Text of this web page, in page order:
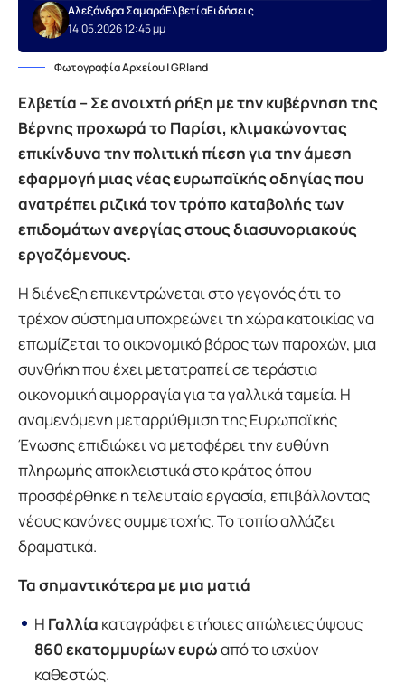
14.05.2026 12:45 μμ
Αλεξάνδρα ΣαμαράΕλβετίαΕιδήσεις
Φωτογραφία Αρχείου | GRland
Ελβετία – Σε ανοιχτή ρήξη με την κυβέρνηση της
Βέρνης προχωρά το Παρίσι, κλιμακώνοντας
επικίνδυνα την πολιτική πίεση για την άμεση
εφαρμογή μιας νέας ευρωπαϊκής οδηγίας που
ανατρέπει ριζικά τον τρόπο καταβολής των
επιδομάτων ανεργίας στους διασυνοριακούς
εργαζόμενους.
Η διένεξη επικεντρώνεται στο γεγονός ότι το
τρέχον σύστημα υποχρεώνει τη χώρα κατοικίας να
επωμίζεται το οικονομικό βάρος των παροχών, μια
συνθήκη που έχει μετατραπεί σε τεράστια
οικονομική αιμορραγία για τα γαλλικά ταμεία. Η
αναμενόμενη μεταρρύθμιση της Ευρωπαϊκής
Ένωσης επιδιώκει να μεταφέρει την ευθύνη
πληρωμής αποκλειστικά στο κράτος όπου
προσφέρθηκε η τελευταία εργασία, επιβάλλοντας
νέους κανόνες συμμετοχής. Το τοπίο αλλάζει
δραματικά.
Τα σημαντικότερα με μια ματιά
Η Γαλλία καταγράφει ετήσιες απώλειες ύψους
860 εκατομμυρίων ευρώαπό το ισχύον
καθεστώς.